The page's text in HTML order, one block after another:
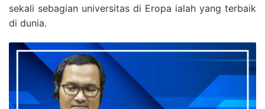
sekali sebagian universitas di Eropa ialah yang terbaik
di dunia.